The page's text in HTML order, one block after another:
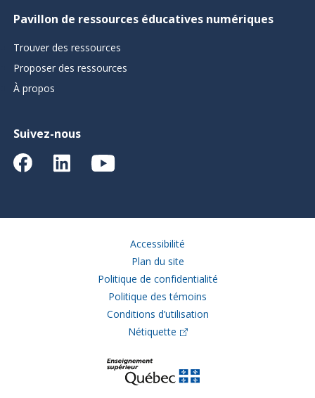
Pavillon de ressources éducatives numériques
Trouver des ressources
Proposer des ressources
À propos
Suivez-nous
Accessibilité
Plan du site
Politique de confidentialité
Politique des témoins
Conditions d’utilisation
Nétiquette